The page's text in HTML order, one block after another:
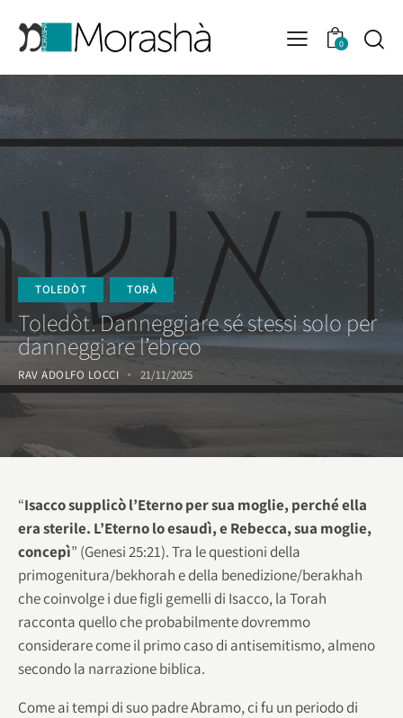
0
TOLEDÒT TORÀ
Toledòt. Danneggiare sé stessi solo per
danneggiare l’ebreo
RAV ADOLFO LOCCI 21/11/2025
“Isacco supplicò l’Eterno per sua moglie, perché ella
era sterile. L’Eterno lo esaudì, e Rebecca, sua moglie,
concepì” (Genesi 25:21). Tra le questioni della
primogenitura/bekhorah e della benedizione/berakhah
che coinvolge i due figli gemelli di Isacco, la Torah
racconta quello che probabilmente dovremmo
considerare come il primo caso di antisemitismo, almeno
secondo la narrazione biblica.
Come ai tempi di suo padre Abramo, ci fu un periodo di